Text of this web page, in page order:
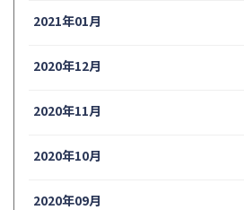
2021年01月
2020年12月
2020年11月
2020年10月
2020年09月